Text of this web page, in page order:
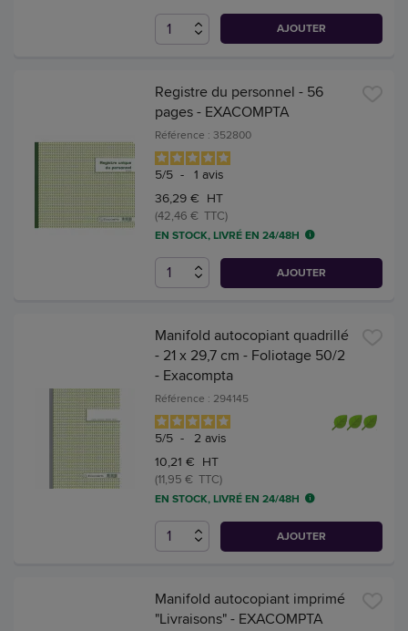
AJOUTER
Registre du personnel - 56
pages - EXACOMPTA
Référence : 352800
5/5 - 1 avis
36,29 € HT
(42,46 € TTC)
EN STOCK, LIVRÉ EN 24/48H
AJOUTER
Manifold autocopiant quadrillé
- 21 x 29,7 cm - Foliotage 50/2
- Exacompta
Référence : 294145
5/5 - 2 avis
10,21 € HT
(11,95 € TTC)
EN STOCK, LIVRÉ EN 24/48H
AJOUTER
Manifold autocopiant imprimé
"Livraisons" - EXACOMPTA